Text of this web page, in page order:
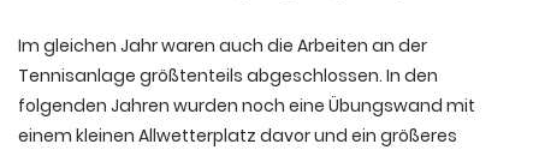
Im gleichen Jahr waren auch die Arbeiten an der
Tennisanlage größtenteils abgeschlossen. In den
folgenden Jahren wurden noch eine Übungswand mit
einem kleinen Allwetterplatz davor und ein größeres